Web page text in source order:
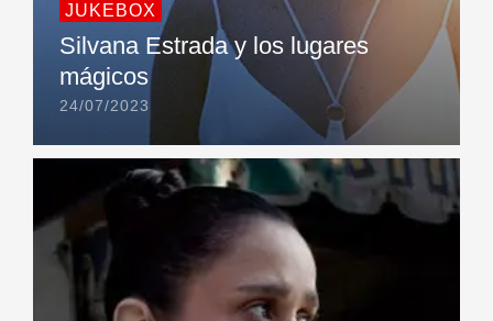
JUKEBOX
Silvana Estrada y los lugares
mágicos
24/07/2023